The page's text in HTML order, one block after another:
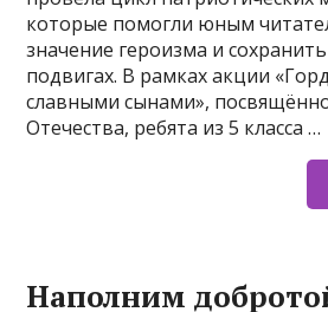
которые помогли юным
значение героизма и
подвигах. В рамках акции
славными сынами»,
Отечества, ребята из 5 класса …
Наполним